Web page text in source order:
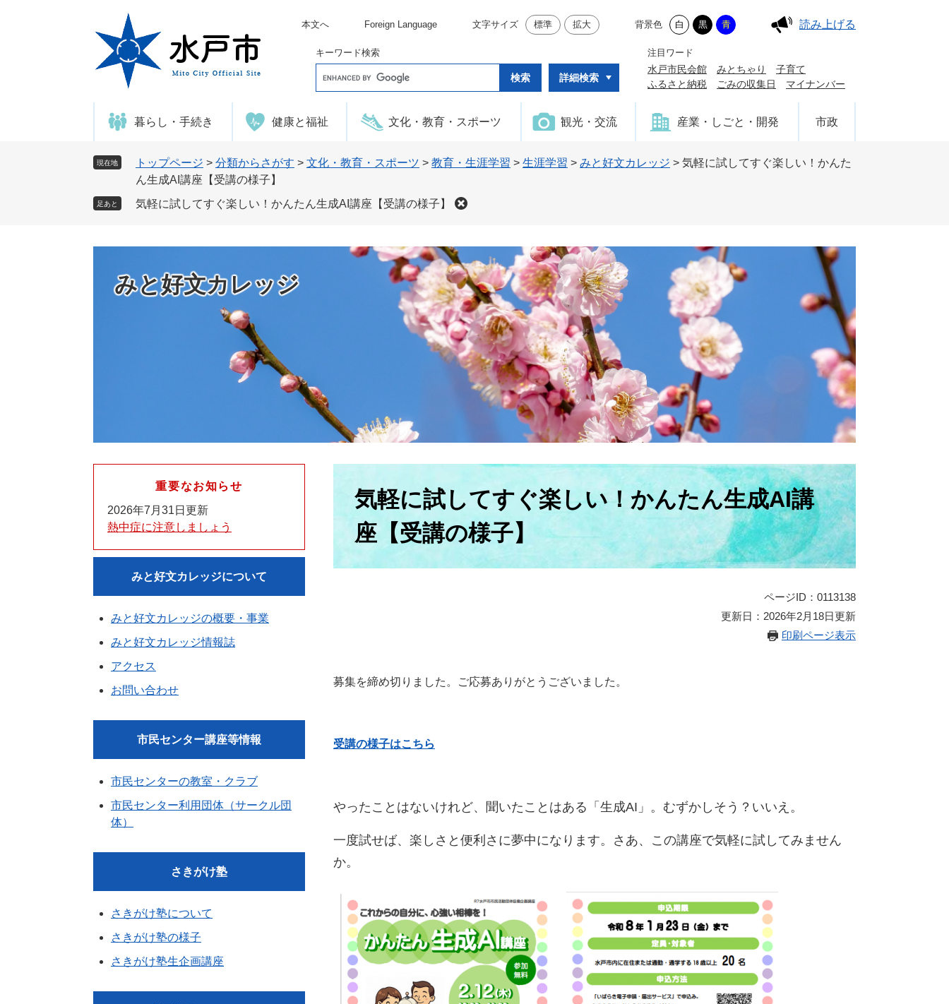
本文へ Foreign Language 文字サイズ 標準 拡大 背景色 白 黒 青 読み上げる
キーワード検索
o
e
タ
ム
詳細検索
注目ワード
水戸市民会館 みとちゃり
子育て
ふるさと納税
ごみの収集日 マイナンバー
暮らし・手続き 健康と福祉 文化・教育・スポーツ 観光・交流 産業・しごと・開発 市政
現在地 トップページ > 分類からさがす > 文化・教育・スポーツ > 教育・生涯学習 > 生涯学習 > みと好文カレッジ > 気軽に試してすぐ楽しい！かんた
ん生成AI講座【受講の様子】
足あと 気軽に試してすぐ楽しい！かんたん生成AI講座【受講の様子】
みと好文カレッジ
気軽に試してすぐ楽しい！かんたん生成AI講
座【受講の様子】
ページID：0113138
更新日：2026年2月18日更新
印刷ページ表示
募集を締め切りました。ご応募ありがとうございました。
受講の様子はこちら
やったことはないけれど、聞いたことはある「生成AI」。むずかしそう？いいえ。
一度試せば、楽しさと便利さに夢中になります。さあ、この講座で気軽に試してみません
か。​
重要なお知らせ
2026年7月31日更新
熱中症に注意しましょう
みと好文カレッジについて
みと好文カレッジの概要・事業
みと好文カレッジ情報誌
アクセス
お問い合わせ
市民センター講座等情報
市民センターの教室・クラブ
市民センター利用団体（サークル団
体）
さきがけ塾
さきがけ塾について
さきがけ塾の様子
さきがけ塾生企画講座